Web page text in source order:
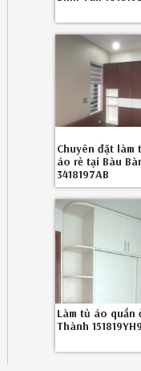
Chuyên đặt làm
áo rẻ tại Bàu
3418197AB
Làm tủ áo quần
Thành 151819YH9